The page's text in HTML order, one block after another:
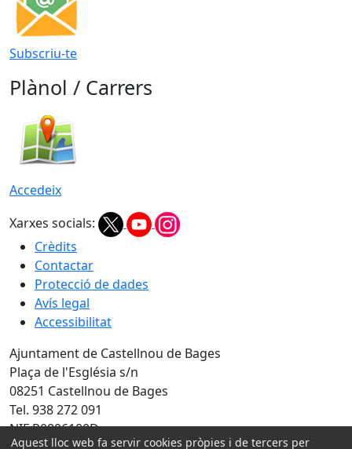
Subscriu-te
Plànol / Carrers
Accedeix
Xarxes socials:
Crèdits
Contactar
Protecció de dades
Avís legal
Accessibilitat
Ajuntament de Castellnou de Bages
Plaça de l'Església s/n
08251 Castellnou de Bages
Tel. 938 272 091
NIF P0806100D
Aquest lloc web fa servir cookies pròpies i de tercers per